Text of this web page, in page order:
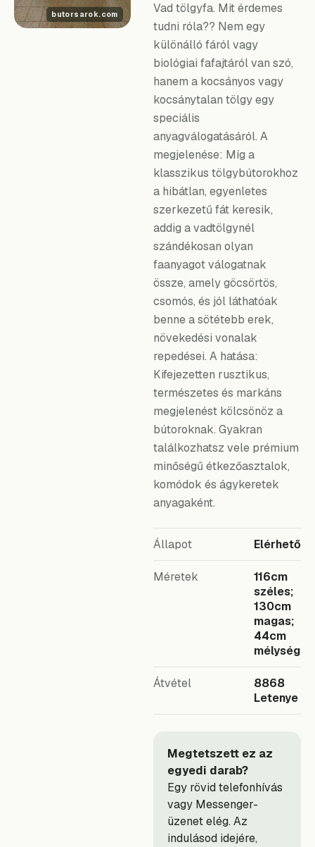
Vad tölgyfa. Mit érdemes
tudni róla?? Nem egy
különálló fáról vagy
biológiai fafajtáról van szó,
hanem a kocsányos vagy
kocsánytalan tölgy egy
speciális
anyagválogatásáról. A
megjelenése: Míg a
klasszikus tölgybútorokhoz
a hibátlan, egyenletes
szerkezetű fát keresik,
addig a vadtölgynél
szándékosan olyan
faanyagot válogatnak
össze, amely göcsörtös,
csomós, és jól láthatóak
benne a sötétebb erek,
növekedési vonalak
repedései. A hatása:
Kifejezetten rusztikus,
természetes és markáns
megjelenést kölcsönöz a
bútoroknak. Gyakran
találkozhatsz vele prémium
minőségű étkezőasztalok,
komódok és ágykeretek
anyagaként.
Állapot Elérhető
Méretek
116cm
széles;
130cm
magas;
44cm
mélység
Átvétel
8868
Letenye
Megtetszett ez az
egyedi darab?
Egy rövid telefonhívás
vagy Messenger-
üzenet elég. Az
indulásod idejére,